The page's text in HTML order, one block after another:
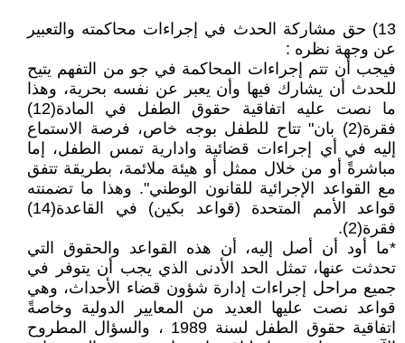
13) حق مشاركة الحدث في إجراءات محاكمته والتعبير
عن وجهة نظره :
فيجب أن تتم إجراءات المحاكمة في جو من التفهم يتيح
للحدث أن يشارك فيها وأن يعبر عن نفسه بحرية، وهذا
ما نصت عليه اتفاقية حقوق الطفل في المادة(12)
فقرة(2) بان" تتاح للطفل بوجه خاص، فرصة الاستماع
إليه في أي إجراءات قضائية وادارية تمس الطفل، إما
مباشرةً أو من خلال ممثل أو هيئة ملائمة، بطريقة تتفق
مع القواعد الإجرائية للقانون الوطني". وهذا ما تضمنته
قواعد الأمم المتحدة (قواعد بكين) في القاعدة(14)
فقرة(2).
*ما أود أن أصل إليه، أن هذه القواعد والحقوق التي
تحدثت عنها، تمثل الحد الأدنى الذي يجب أن يتوفر في
جميع مراحل إجراءات إدارة شؤون قضاء الأحداث، وهي
قواعد نصت عليها العديد من المعايير الدولية وخاصةً
اتفاقية حقوق الطفل لسنة 1989 ، والسؤال المطروح